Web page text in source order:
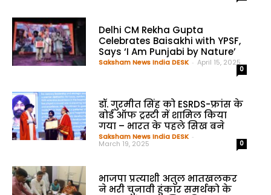
Delhi CM Rekha Gupta
Celebrates Baisakhi with YPSF,
Says ‘I Am Punjabi by Nature’
Saksham News India DESK - April 15, 2025
0
डॉ. गुरमीत सिंह को ESRDS-फ्रांस के
बोर्ड ऑफ ट्रस्टी में शामिल किया
गया – भारत के पहले सिख बने
Saksham News India DESK -
March 19, 2025 0
भाजपा प्रत्याशी अतुल भातखलकर
ने भरी चुनावी हुंकार समर्थको के